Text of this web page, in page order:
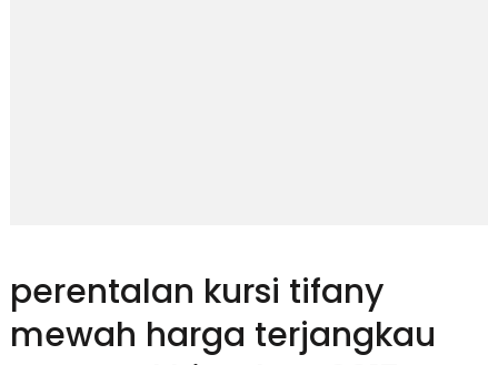
perentalan kursi tifany
mewah harga terjangkau